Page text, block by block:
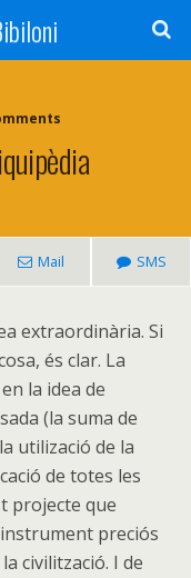
Mail SMS
extraordinària. Si
és clar. La
la idea de
(la suma de
utilizació de la
de totes les
projecte que
preciós
civilització. I de